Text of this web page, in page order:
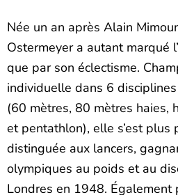
Née un an après Alain
Ostermeyer a autant marqué
que par son éclectisme.
individuelle dans 6
(60 mètres, 80 mètres haies,
et pentathlon), elle s’est plus
distinguée aux lancers,
olympiques au poids et au
Londres en 1948. Également